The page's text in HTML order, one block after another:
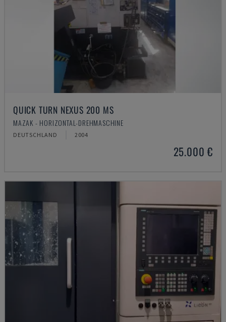
QUICK TURN NEXUS 200 MS
MAZAK - HORIZONTAL-DREHMASCHINE
DEUTSCHLAND 2004
25.000 €